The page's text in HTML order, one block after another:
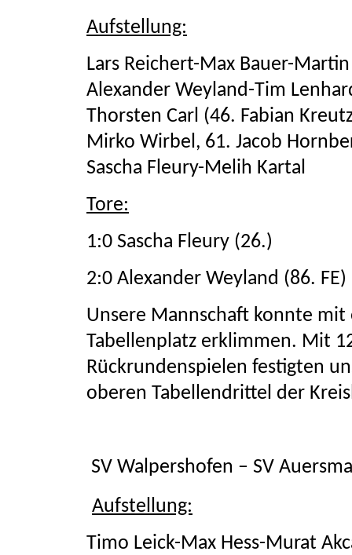
Aufstellung:
Lars Reichert-Max Bauer-
Alexander Weyland-Tim
Thorsten Carl (46. Fabian
Mirko Wirbel, 61. Jacob
Sascha Fleury-Melih Kartal
Tore:
1:0 Sascha Fleury (26.)
2:0 Alexander Weyland (86. FE)
Unsere Mannschaft konnte
Tabellenplatz erklimmen. Mit
Rückrundenspielen festigten
oberen Tabellendrittel der
SV Walpershofen – SV
Aufstellung:
Timo Leick-Max Hess-Murat